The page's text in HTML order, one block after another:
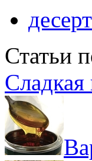
Статьи
Сладкая